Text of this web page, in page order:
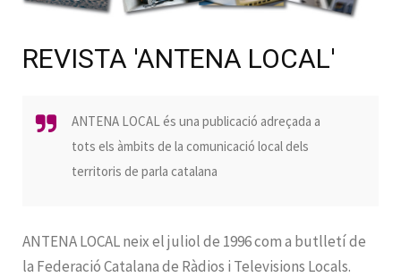
REVISTA 'ANTENA LOCAL'
ANTENA LOCAL és una publicació adreçada a
tots els àmbits de la comunicació local dels
territoris de parla catalana
ANTENA LOCAL neix el juliol de 1996 com a butlletí de
la Federació Catalana de Ràdios i Televisions Locals.